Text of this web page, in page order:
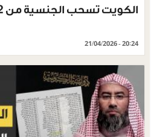
الكويت تسحب الجنسية من 172 شخصا
21/04/2026 - 20:24